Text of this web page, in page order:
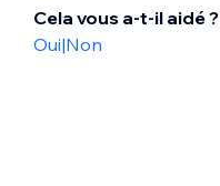
Cela vous a-t-il aidé ?
Oui|Non